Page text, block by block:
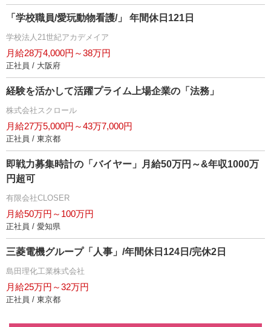
「学校職員/愛玩動物看護/」 年間休日121日
学校法人21世紀アカデメイア
月給28万4,000円～38万円
正社員 / 大阪府
経験を活かして活躍プライム上場企業の「法務」
株式会社スクロール
月給27万5,000円～43万7,000円
正社員 / 東京都
即戦力募集時計の「バイヤー」月給50万円～&年収1000万
円超可
有限会社CLOSER
月給50万円～100万円
正社員 / 愛知県
三菱電機グループ「人事」/年間休日124日/完休2日
島田理化工業株式会社
月給25万円～32万円
正社員 / 東京都